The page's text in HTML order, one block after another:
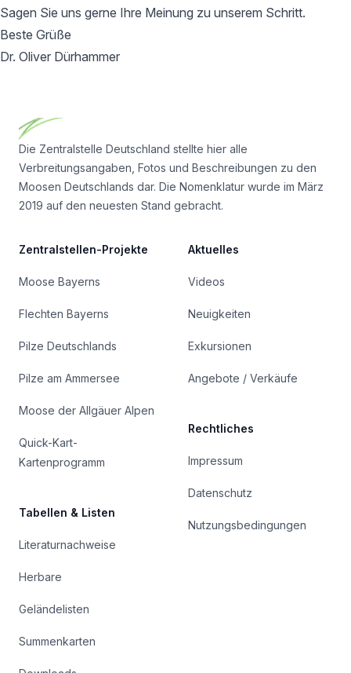
Sagen Sie uns gerne Ihre Meinung zu unserem Schritt.
Beste Grüße
Dr. Oliver Dürhammer
Die Zentralstelle Deutschland stellte hier alle
Verbreitungsangaben, Fotos und Beschreibungen zu den
Moosen Deutschlands dar. Die Nomenklatur wurde im März
2019 auf den neuesten Stand gebracht.
Zentralstellen-Projekte
Moose Bayerns
Flechten Bayerns
Pilze Deutschlands
Pilze am Ammersee
Moose der Allgäuer Alpen
Quick-Kart-
Kartenprogramm
Tabellen & Listen
Literaturnachweise
Herbare
Geländelisten
Summenkarten
Aktuelles
Videos
Neuigkeiten
Exkursionen
Angebote / Verkäufe
Rechtliches
Impressum
Datenschutz
Nutzungsbedingungen